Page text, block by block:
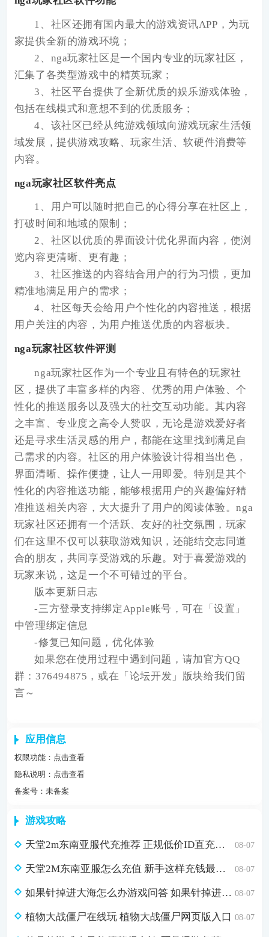
1、社区还拥有国内最大的游戏资讯APP，为玩
家提供全新的游戏环境；
2、nga玩家社区是一个国内专业的玩家社区，
汇集了各类型游戏中的精英玩家；
3、社区平台提供了全新优质的娱乐游戏体验，
包括在线模式和意想不到的优质服务；
4、该社区已经从纯游戏领域向游戏玩家生活领
域发展，提供游戏攻略、玩家生活、软硬件消费等
内容。
nga玩家社区软件亮点
1、用户可以随时把自己的心得分享在社区上，
打破时间和地域的限制；
2、社区以优质的界面设计优化界面内容，使浏
览内容更清晰、更有趣；
3、社区推送的内容结合用户的行为习惯，更加
精准地满足用户的需求；
4、社区每天会给用户个性化的内容推送，根据
用户关注的内容，为用户推送优质的内容板块。
nga玩家社区软件评测
nga玩家社区作为一个专业且有特色的玩家社
区，提供了丰富多样的内容、优秀的用户体验、个
性化的推送服务以及强大的社交互动功能。其内容
之丰富、专业度之高令人赞叹，无论是游戏爱好者
还是寻求生活灵感的用户，都能在这里找到满足自
己需求的内容。社区的用户体验设计得相当出色，
界面清晰、操作便捷，让人一用即爱。特别是其个
性化的内容推送功能，能够根据用户的兴趣偏好精
准推送相关内容，大大提升了用户的阅读体验。nga
玩家社区还拥有一个活跃、友好的社交氛围，玩家
们在这里不仅可以获取游戏知识，还能结交志同道
合的朋友，共同享受游戏的乐趣。对于喜爱游戏的
玩家来说，这是一个不可错过的平台。
版本更新日志
-三方登录支持绑定Apple账号，可在「设置」
中管理绑定信息
-修复已知问题，优化体验
如果您在使用过程中遇到问题，请加官方QQ
群：376494875，或在「论坛开发」版块给我们留
言～
应用信息
权限功能： 点击查看
隐私说明： 点击查看
备案号：未备案
游戏攻略
天堂2m东南亚服代充推荐 正规低价ID直充入口 08-07
天堂2M东南亚服怎么充值 新手这样充钱最简单 08-07
如果针掉进大海怎么办游戏问答 如果针掉进大海怎么办脑筋急转弯答案 08-07
植物大战僵尸在线玩 植物大战僵尸网页版入口 08-07